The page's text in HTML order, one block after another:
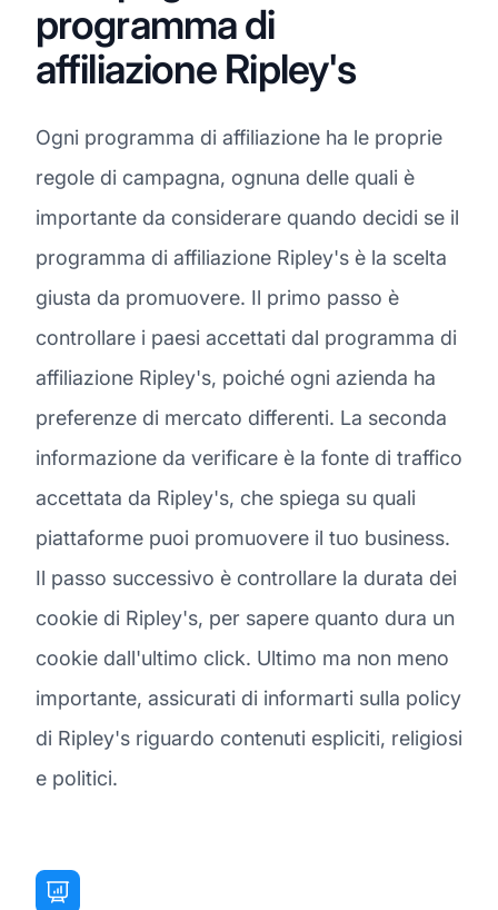
programma di
affiliazione Ripley's
Ogni programma di affiliazione ha le proprie
regole di campagna, ognuna delle quali è
importante da considerare quando decidi se il
programma di affiliazione Ripley's è la scelta
giusta da promuovere. Il primo passo è
controllare i paesi accettati dal programma di
affiliazione Ripley's, poiché ogni azienda ha
preferenze di mercato differenti. La seconda
informazione da verificare è la fonte di traffico
accettata da Ripley's, che spiega su quali
piattaforme puoi promuovere il tuo business.
Il passo successivo è controllare la durata dei
cookie di Ripley's, per sapere quanto dura un
cookie dall'ultimo click. Ultimo ma non meno
importante, assicurati di informarti sulla policy
di Ripley's riguardo contenuti espliciti, religiosi
e politici.